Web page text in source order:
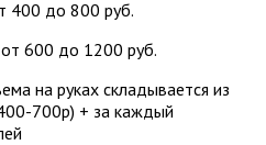
400 до 800 руб.
от 600 до 1200 руб.
на руках складывается из
700р) + за каждый